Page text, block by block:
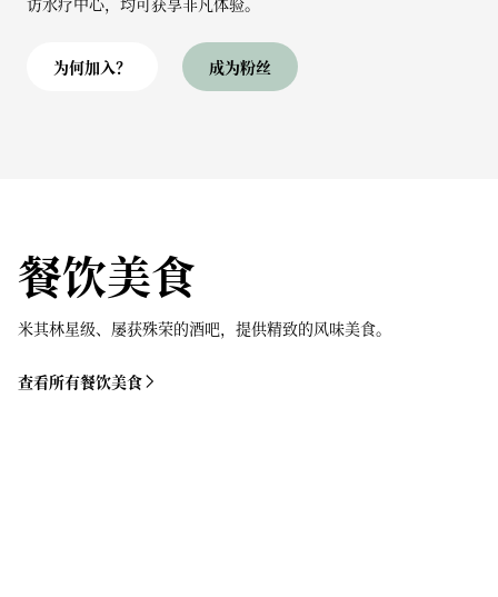
为何加入？ 成为粉丝
餐饮美食
米其林星级、屡获殊荣的酒吧，提供精致的风味美食。
查看所有餐饮美食